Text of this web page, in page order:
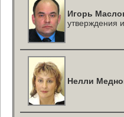
Игорь
утверждения
Нелли